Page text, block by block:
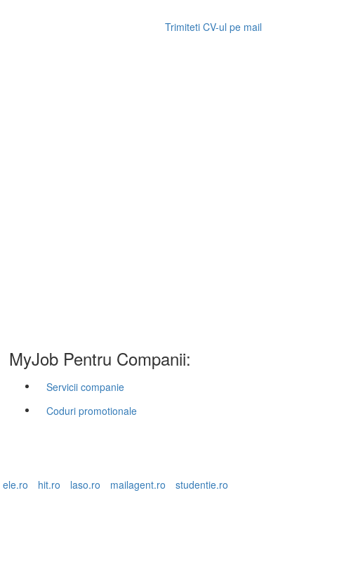
Trimiteti CV-ul pe mail
MyJob Pentru Companii:
Servicii companie
Coduri promotionale
ele.ro hit.ro laso.ro mailagent.ro
studentie.ro